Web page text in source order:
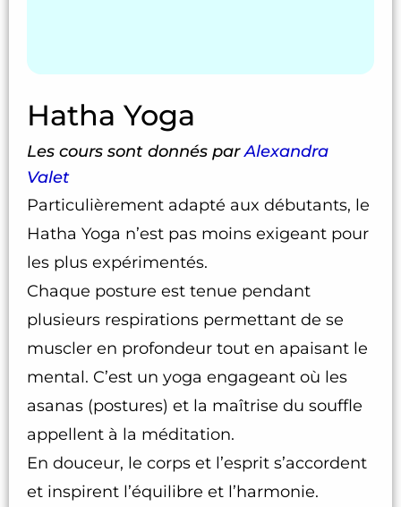
Hatha Yoga
Les cours sont donnés parAlexandra
Valet
Particulièrement adapté aux débutants, le
Hatha Yoga n’est pas moins exigeant pour
les plus expérimentés.
Chaque posture est tenue pendant
plusieurs respirations permettant de se
muscler en profondeur tout en apaisant le
mental. C’est un yoga engageant où les
asanas (postures) et la maîtrise du souffle
appellent à la méditation.
En douceur, le corps et l’esprit s’accordent
et inspirent l’équilibre et l’harmonie.